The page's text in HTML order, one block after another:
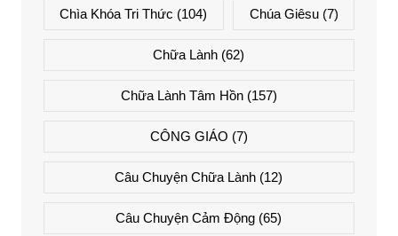
Chìa Khóa Tri Thức (104) Chúa Giêsu(7)
Chữa Lành (62)
Chữa Lành Tâm Hồn(157)
CÔNG GIÁO (7)
Câu Chuyện Chữa Lành (12)
Câu Chuyện Cảm Động (65)